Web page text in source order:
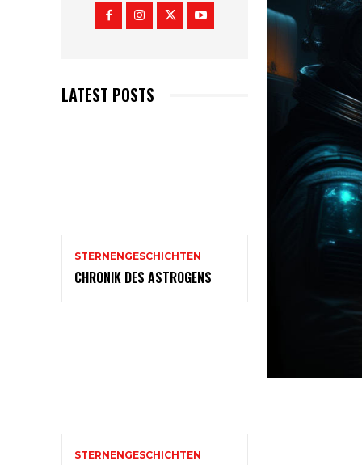
LATEST POSTS
STERNENGESCHICHTEN
CHRONIK DES ASTROGENS
STERNENGESCHICHTEN